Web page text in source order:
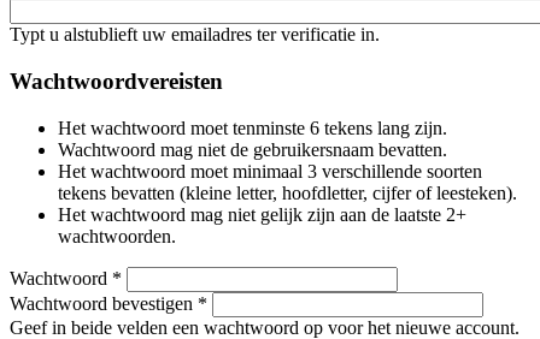
Typt u alstublieft uw emailadres ter verificatie in.
Wachtwoordvereisten
Het wachtwoord moet tenminste 6 tekens lang zijn.
Wachtwoord mag niet de gebruikersnaam bevatten.
Het wachtwoord moet minimaal 3 verschillende soorten
tekens bevatten (kleine letter, hoofdletter, cijfer of leesteken).
Het wachtwoord mag niet gelijk zijn aan de laatste 2+
wachtwoorden.
Wachtwoord *
Wachtwoord bevestigen *
Geef in beide velden een wachtwoord op voor het nieuwe account.